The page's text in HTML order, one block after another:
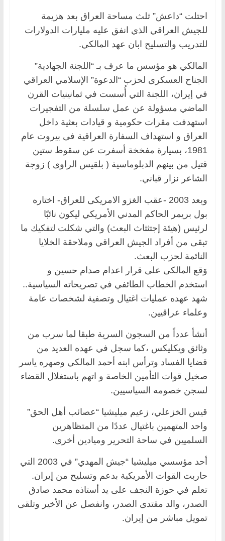
احتلت “داعش” ثلث مساحة العراق بعد هزيمة
للجيش العراقي الذي انفق عليه مليارات الدولارات
للتدريب والتسليح ابان عهد المالكي.
المالكي هو مؤسس ما عرف بـ “اللجنة الجهادية”
الجناح العسكرى لحزب “الدعوة” الإسلامي العراقي
في إيران، اللجنة التي أُسست في ثمانينيات القرن
الماضي مسؤولة عن عمل سلسلة من التفجيرات
استهدفت مقرات حكومية و قيادات بعثية داخل
العراق و استهداف السفارة العراقية فى بيروت عام
1981، بسيارة مفخخة أسفرت عن سقوط ستين
قتيل من بينهم الدبلوماسية ( بلقيس الراوى ) زوجة
الشاعر نزار قباني.
وبعد 2003 -عقب الغزو الامريكى للعراق- اختاره
بول بريمر الحاكم المدني الأمريكي ليكون نائبًا
لرئيس (هيئة إجتثثاث البعث) والتي شكلت لتفكيك ما
تبقى من أفراد الجيش العراقي وملاحقة الخلايا
النائمة لحزب البعث.
وَقع المالكى على قرار اعدام صدام حسين و
استخدم الخطاب الطائفي في تصريحاته السياسية..
شهد عهده عمليات اغتيال وتصفية لشخصات عامة
وعلماء عراقيين.
أنشأ عدداً من السجون السرية طبقا لما سرب من
وثائق ويكليكس ،كما سجل في عهده العديد من
قضايا الفساد وترأس ابنه أحمد المالكي وصهره ياسر
صخيل قوات التأمين الخاصة و اتهم باستغلال القضاء
لسجن خصومه السياسيين.
قيس الخزعلي، زعيم ميليشيا “عصائب أهل الحق”
واحد المتهمين باغتيال عددًا من المتظاهرين
السلميين في ساحة التحرير وميادين أخرى.
أحد مؤسسي ميليشيا “جيش المهدي” في 2003 التي
حاربت القوات الأمريكية بدعم وتسليح من إيران.
تعلم في حوزة النجف على يد أستاذه محمد صادق
الصدر، والد مقتدى الصدر، وانفصل عن الأخير وتلقى
تمويل مباشر من إيران.